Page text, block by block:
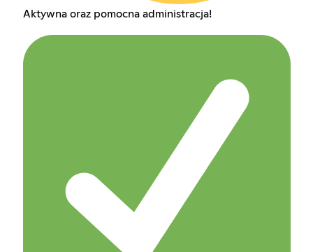
Aktywna oraz pomocna administracja!